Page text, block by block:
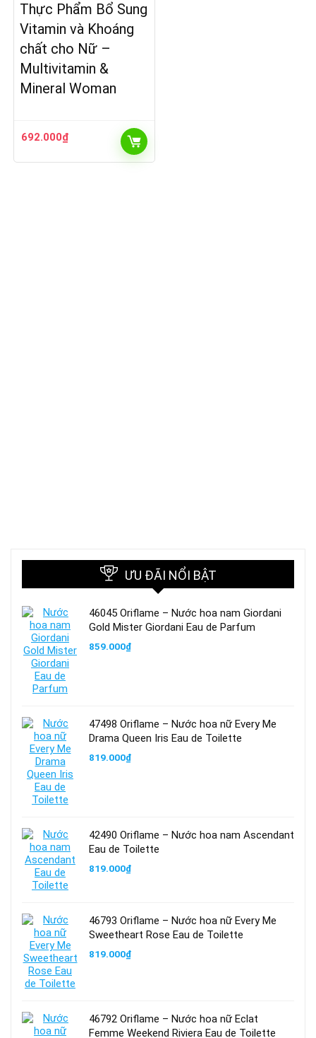
Thực Phẩm Bổ Sung
Vitamin và Khoáng
chất cho Nữ –
Multivitamin &
Mineral Woman
692.000₫
ƯU ĐÃI NỔI BẬT
46045 Oriflame – Nước hoa nam Giordani
Gold Mister Giordani Eau de Parfum
859.000₫
47498 Oriflame – Nước hoa nữ Every Me
Drama Queen Iris Eau de Toilette
819.000₫
42490 Oriflame – Nước hoa nam Ascendant
Eau de Toilette
819.000₫
46793 Oriflame – Nước hoa nữ Every Me
Sweetheart Rose Eau de Toilette
819.000₫
46792 Oriflame – Nước hoa nữ Eclat
Femme Weekend Riviera Eau de Toilette